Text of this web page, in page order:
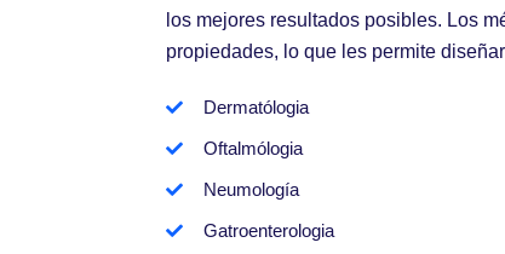
los mejores resultados posibles. Los
propiedades, lo que les permite
Dermatólogia
Oftalmólogia
Neumología
Gatroenterologia